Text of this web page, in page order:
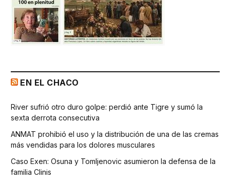
EN EL CHACO
River sufrió otro duro golpe: perdió ante Tigre y sumó la
sexta derrota consecutiva
ANMAT prohibió el uso y la distribución de una de las cremas
más vendidas para los dolores musculares
Caso Exen: Osuna y Tomljenovic asumieron la defensa de la
familia Clinis